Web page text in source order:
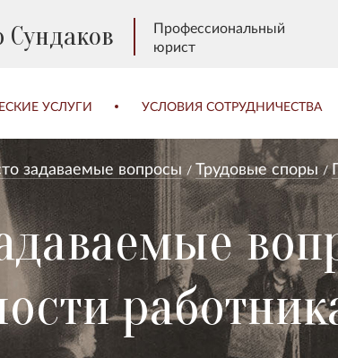
Профессиональный
юрист
УСЛУГИ УСЛОВИЯ СОТРУДНИЧЕСТВА
задаваемые вопросы Трудовые споры